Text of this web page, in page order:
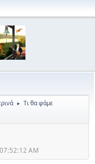
► Τι θα φάμε
AM